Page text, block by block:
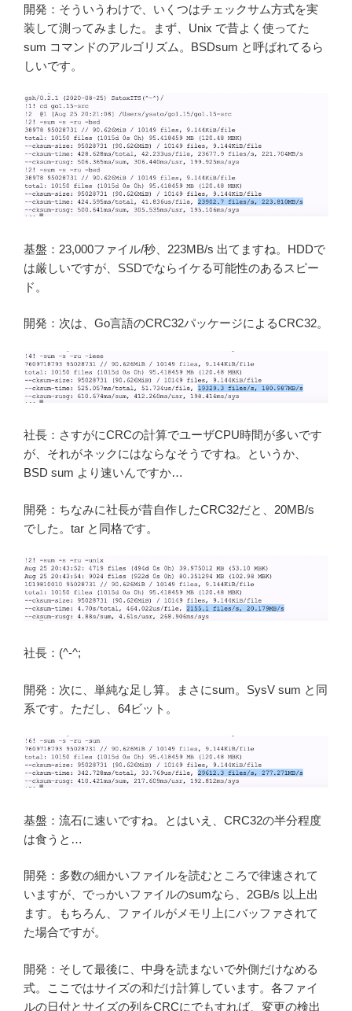
開発：そういうわけで、いくつはチェックサム方式を実
装して測ってみました。まず、Unix で昔よく使ってた
sum コマンドのアルゴリズム。BSDsum と呼ばれてるら
しいです。
基盤：23,000ファイル/秒、223MB/s 出てますね。HDDで
は厳しいですが、SSDでならイケる可能性のあるスピー
ド。
開発：次は、Go言語のCRC32パッケージによるCRC32。
社長：さすがにCRCの計算でユーザCPU時間が多いです
が、それがネックにはならなそうですね。というか、
BSD sum より速いんですか…
開発：ちなみに社長が昔自作したCRC32だと、20MB/s
でした。tar と同格です。
社長：(^-^;
開発：次に、単純な足し算。まさにsum。SysV sum と同
系です。ただし、64ビット。
基盤：流石に速いですね。とはいえ、CRC32の半分程度
は食うと…
開発：多数の細かいファイルを読むところで律速されて
いますが、でっかいファイルのsumなら、2GB/s 以上出
ます。もちろん、ファイルがメモリ上にバッファされて
た場合ですが。
開発：そして最後に、中身を読まないで外側だけなめる
式。ここではサイズの和だけ計算しています。各ファイ
ルの日付とサイズの列をCRCにでもすれば、変更の検出